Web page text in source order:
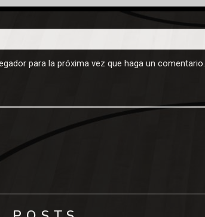
para la próxima vez que haga un comentario.